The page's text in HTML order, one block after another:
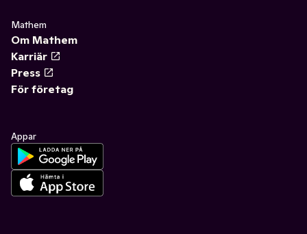
Mathem
Om Mathem
Karriär
Press
För företag
Appar